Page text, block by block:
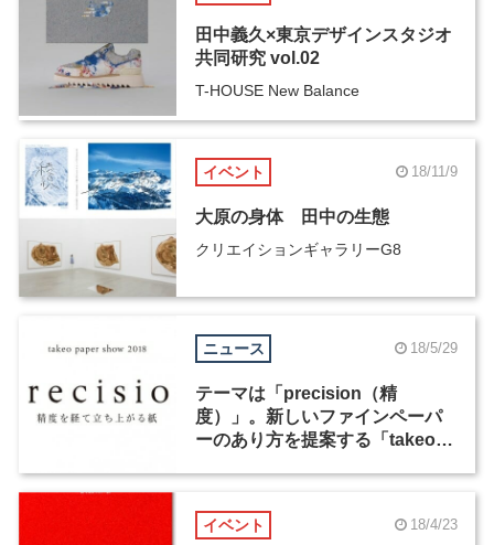
田中義久×東京デザインスタジオ
共同研究 vol.02
T-HOUSE New Balance
イベント 18/11/9
大原の身体 田中の生態
クリエイションギャラリーG8
ニュース 18/5/29
テーマは「precision（精
度）」。新しいファインペーパ
ーのあり方を提案する「takeo
イベント 18/4/23